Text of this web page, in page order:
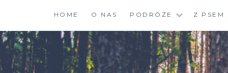
content
HOME O NAS PODRÓŻE Z PSEM